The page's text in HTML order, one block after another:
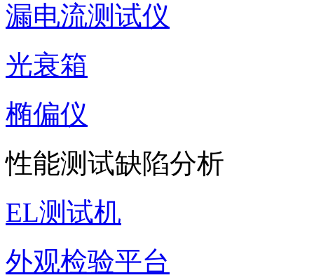
漏电流测试仪
光衰箱
椭偏仪
性能测试缺陷分析
EL测试机
外观检验平台